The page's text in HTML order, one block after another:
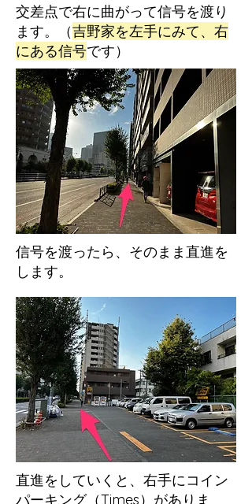
​交差点で右に曲がって信号を渡り
ます。（吉野家を左手にみて、右
にある信号です）
信号を渡ったら、そのまま直進を
します。
直進をしていくと、右手にコイン
パーキング（Times）がありま